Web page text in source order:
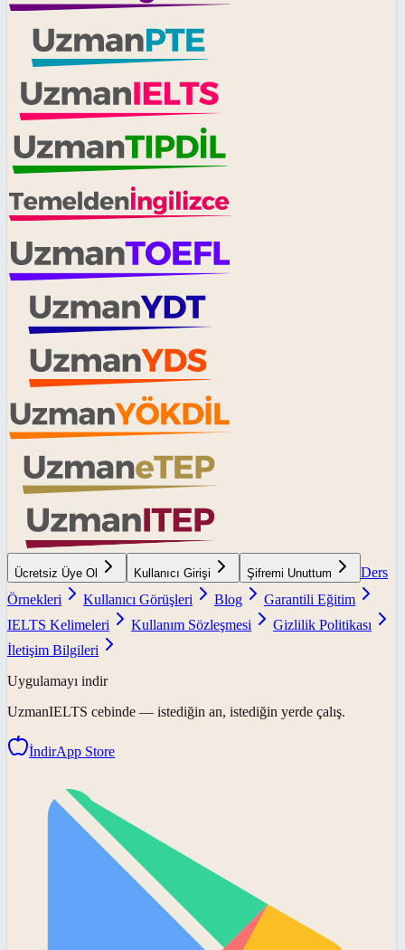
Ücretsiz Üye Ol Kullanıcı Girişi Şifremi Unuttum
Ders
Örnekleri
Kullanıcı Görüşleri Blog
Garantili Eğitim
IELTS Kelimeleri
Kullanım Sözleşmesi
Gizlilik Politikası
İletişim Bilgileri
Uygulamayı indir
UzmanIELTS cebinde — istediğin an, istediğin yerde çalış.
İndirApp Store